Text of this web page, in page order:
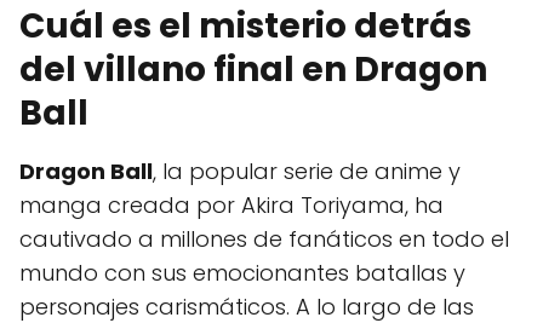
Cuál es el misterio detrás
del villano final en Dragon
Ball
Dragon Ball, la popular serie de anime y
manga creada por Akira Toriyama, ha
cautivado a millones de fanáticos en todo el
mundo con sus emocionantes batallas y
personajes carismáticos. A lo largo de las